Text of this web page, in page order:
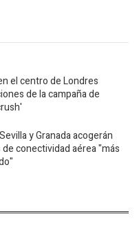
el centro de Londres
de la campaña de
y Granada acogerán
conectividad aérea "más